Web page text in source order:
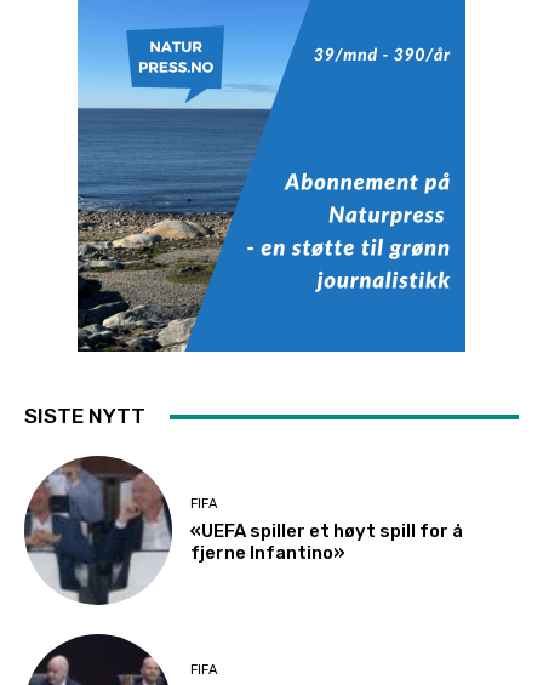
SISTE NYTT
FIFA
«UEFA spiller et høyt spill for å
fjerne Infantino»
FIFA